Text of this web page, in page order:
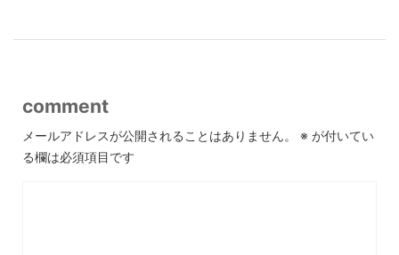
comment
メールアドレスが公開されることはありません。 ※ が付いてい
る欄は必須項目です